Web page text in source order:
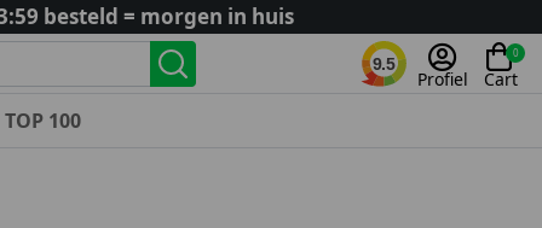
besteld = morgen in huis
9.5
Profiel
0
Cart
TOP 100